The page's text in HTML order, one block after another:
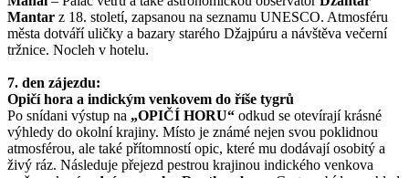
Mantar z 18. století, zapsanou na seznamu UNESCO. Atmosféru
města dotváří uličky a bazary starého Džajpúru a návštěva večerní
tržnice. Nocleh v hotelu.
7. den zájezdu:
Opičí hora a indickým venkovem do říše tygrů
Po snídani výstup na „OPIČÍ HORU“ odkud se otevírají krásné
výhledy do okolní krajiny. Místo je známé nejen svou poklidnou
atmosférou, ale také přítomností opic, které mu dodávají osobitý a
živý ráz. Následuje přejezd pestrou krajinou indického venkova